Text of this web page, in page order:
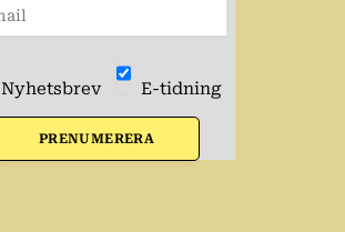
Nyhetsbrev E-tidning
PRENUMERERA